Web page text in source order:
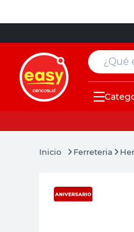
¿Qué
Ferreteria